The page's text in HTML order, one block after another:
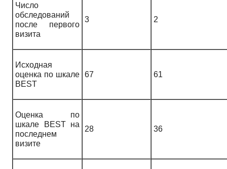
Число
обследований
после первого
визита
3 2
Исходная
оценка по шкале
BEST
67 61
Оценка по
шкале BEST на
последнем
визите
28 36